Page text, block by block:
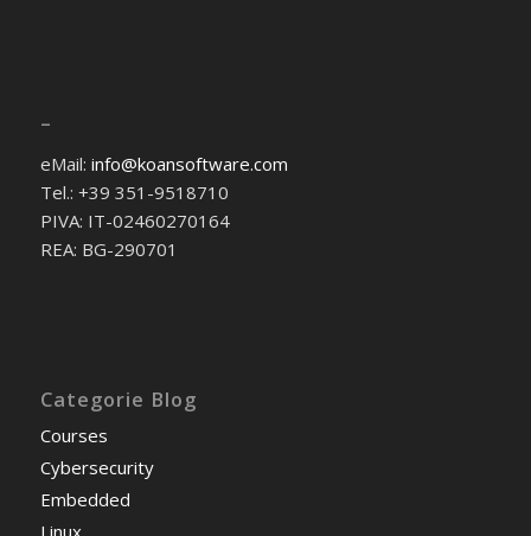
–
eMail: info@koansoftware.com
Tel.: +39 351-9518710
PIVA: IT-02460270164
REA: BG-290701
Categorie Blog
Courses
Cybersecurity
Embedded